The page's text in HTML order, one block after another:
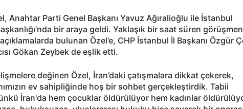
Anahtar Parti Genel Başkanı Yavuz Ağıralioğlu ile İstanbul
bir araya geldi. Yaklaşık bir saat süren
bulunan Özel’e, CHP İstanbul İl Başkanı Özgür
Gökan Zeybek de eşlik etti.
değinen Özel, İran’daki çatışmalara dikkat çekerek,
ev sahipliğinde hoş bir sohbet gerçekleştirdik. Tabii
İran'da hem çocuklar öldürülüyor hem kadınlar